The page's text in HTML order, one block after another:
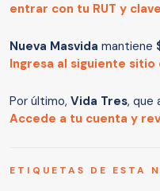
entrar con tu RUT y
Nueva Masvida mantiene
Ingresa al siguiente sitio
Por último, Vida Tres, que
Accede a tu cuenta y
ETIQUETAS DE ESTA